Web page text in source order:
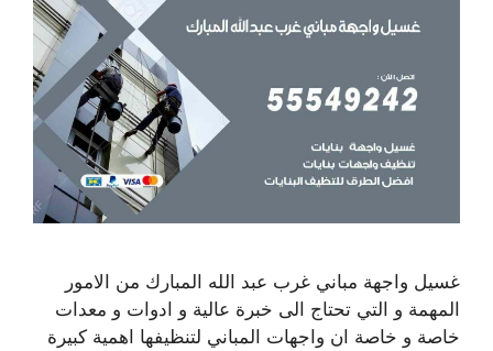
غسيل واجهة مباني غرب عبد الله المبارك من الامور
المهمة و التي تحتاج الى خبرة عالية و ادوات و معدات
خاصة و خاصة ان واجهات المباني لتنظيفها اهمية كبيرة